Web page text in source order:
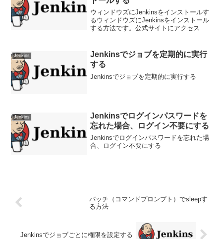
ウィンドウズにJenkinsをインストールす
るウィンドウズにJenkinsをインストール
する方法です。公式サイトにアクセス
ァイルをダウンロードしています。バー
ジョ...
Jenkins
Jenkinsでジョブを定期的に実行
する
Jenkinsでジョブを定期的に実行する
Jenkins
Jenkinsでログインパスワードを
忘れた場合、ログイン不要にする
Jenkinsでログインパスワードを忘れた場
合、ログイン不要にする
バッチ（コマンドプロンプト）でsleepす
る方法
Jenkinsでジョブごとに権限を設定する